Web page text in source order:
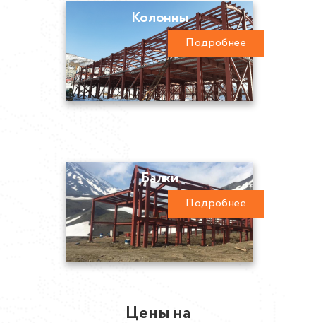
Колонны
Подробнее
Балки
Подробнее
Цены на